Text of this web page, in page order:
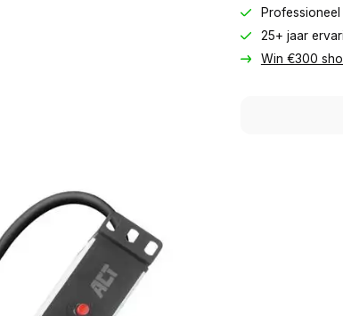
25+ jaar
Win €300